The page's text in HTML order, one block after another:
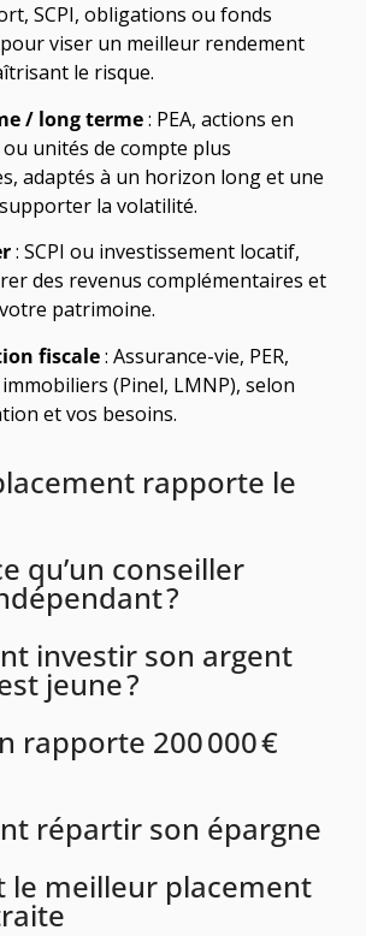
SCPI, obligations ou fonds
viser un meilleur rendement
le risque.
/ long terme: PEA, actions en
ou unités de compte plus
adaptés à un horizon long et une
la volatilité.
: SCPI ou investissement locatif,
des revenus complémentaires et
patrimoine.
fiscale: Assurance-vie, PER,
(Pinel, LMNP), selon
et vos besoins.
rapporte le
qu’un conseiller
?
investir son argent
jeune ?
rapporte 200 000 €
répartir son épargne
le meilleur placement